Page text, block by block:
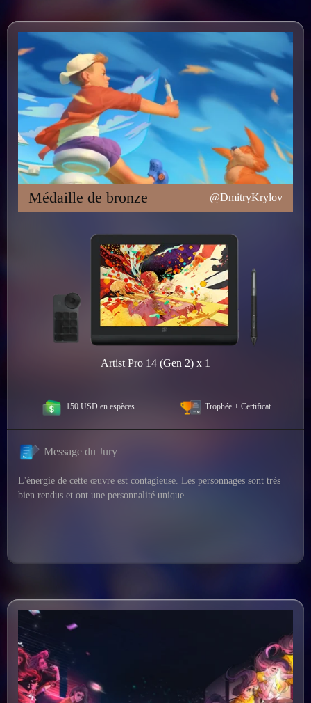
Médaille de bronze @DmitryKrylov
Artist Pro 14 (Gen 2) x 1
150 USD en espèces Trophée + Certificat
Message du Jury
L'énergie de cette œuvre est contagieuse. Les personnages sont très
bien rendus et ont une personnalité unique.